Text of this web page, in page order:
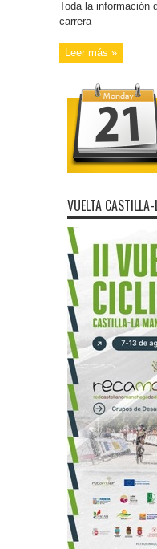
Toda la información
carrera
Leer más »
VUELTA